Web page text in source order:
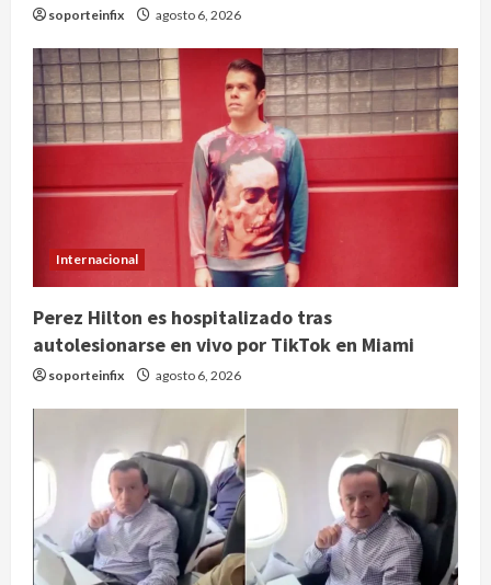
soporteinfix agosto 6, 2026
Internacional
Perez Hilton es hospitalizado tras
autolesionarse en vivo por TikTok en Miami
soporteinfix agosto 6, 2026